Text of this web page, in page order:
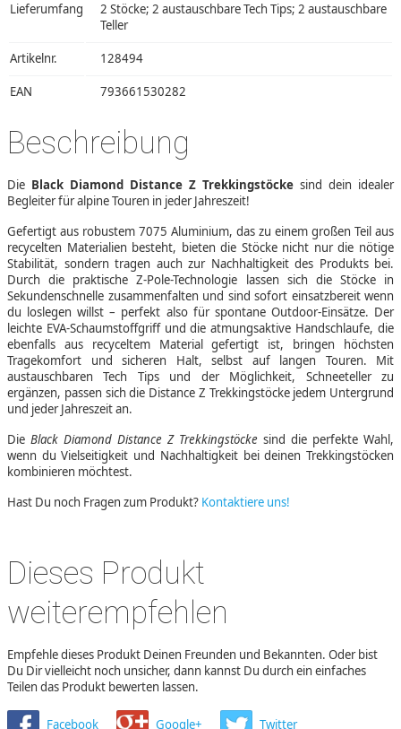
Lieferumfang
2 Stöcke; 2 austauschbare Tech Tips; 2 austauschbare
Teller
Artikelnr. 128494
EAN 793661530282
Beschreibung
Die Black Diamond Distance Z Trekkingstöcke sind dein idealer
Begleiter für alpine Touren in jeder Jahreszeit!
Gefertigt aus robustem 7075 Aluminium, das zu einem großen Teil aus
recycelten Materialien besteht, bieten die Stöcke nicht nur die nötige
Stabilität, sondern tragen auch zur Nachhaltigkeit des Produkts bei.
Durch die praktische Z-Pole-Technologie lassen sich die Stöcke in
Sekundenschnelle zusammenfalten und sind sofort einsatzbereit wenn
du loslegen willst – perfekt also für spontane Outdoor-Einsätze. Der
leichte EVA-Schaumstoffgriff und die atmungsaktive Handschlaufe, die
ebenfalls aus recyceltem Material gefertigt ist, bringen höchsten
Tragekomfort und sicheren Halt, selbst auf langen Touren. Mit
austauschbaren Tech Tips und der Möglichkeit, Schneeteller zu
ergänzen, passen sich die Distance Z Trekkingstöcke jedem Untergrund
und jeder Jahreszeit an.
Die Black Diamond Distance Z Trekkingstöcke sind die perfekte Wahl,
wenn du Vielseitigkeit und Nachhaltigkeit bei deinen Trekkingstöcken
kombinieren möchtest.
Hast Du noch Fragen zum Produkt? Kontaktiere uns!
Dieses Produkt
weiterempfehlen
Empfehle dieses Produkt Deinen Freunden und Bekannten. Oder bist
Du Dir vielleicht noch unsicher, dann kannst Du durch ein einfaches
Teilen das Produkt bewerten lassen.
Facebook Google+ Twitter